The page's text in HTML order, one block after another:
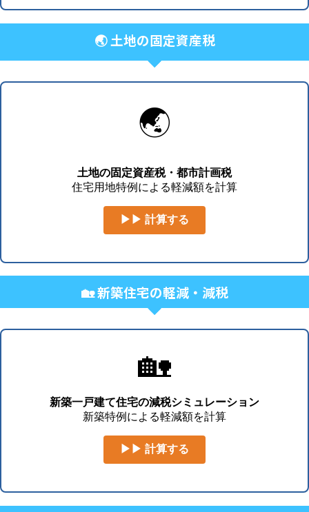
🌏 土地の固定資産税
🌏
土地の固定資産税・都市計画税
住宅用地特例による軽減額を計算
▶▶ 計算する
🏡 新築住宅の軽減・減税
🏡
新築一戸建て住宅の減税シミュレーション
新築特例による軽減額を計算
▶▶ 計算する